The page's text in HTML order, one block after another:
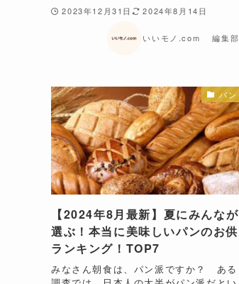
2023年12月31日 2024年8月14日
いいモノ.com 編集部
パン
【2024年8月最新】夏にみんなが
選ぶ！本当に美味しいパンのお供
ランキング！TOP7
みなさん朝食は、パン派ですか？ ある